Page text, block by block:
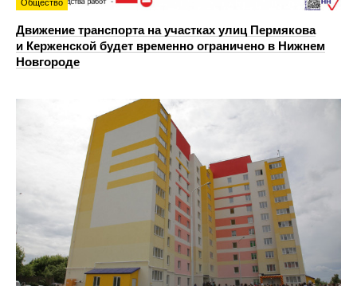
Общество
Движение транспорта на участках улиц Пермякова
и Керженской будет временно ограничено в Нижнем
Новгороде